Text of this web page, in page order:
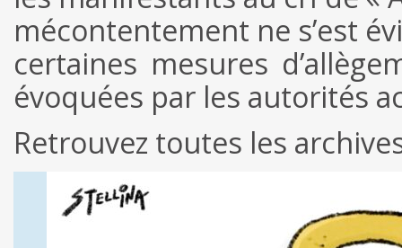
mécontentement ne s’est
certaines mesures
évoquées par les autorités
Retrouvez toutes les